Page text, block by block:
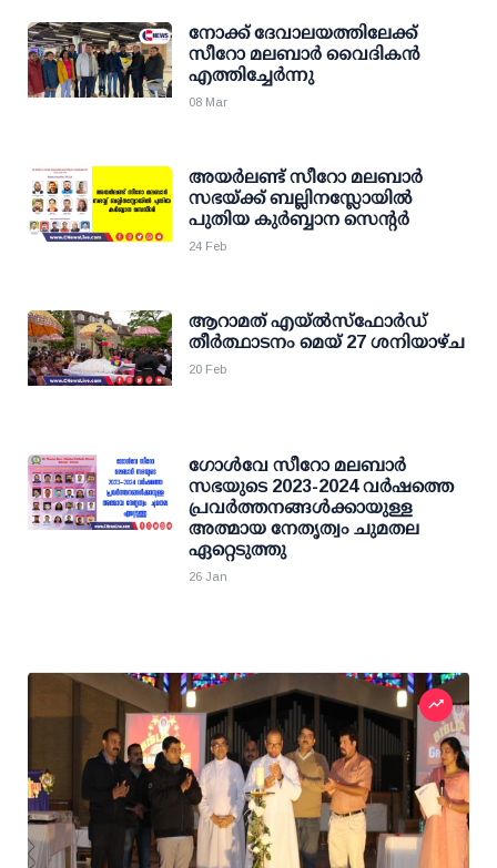
നോക്ക് ദേവാലയത്തിലേക്ക്
സീറോ മലബാർ വൈദികൻ
എത്തിച്ചേർന്നു
08 Mar
അയർലണ്ട് സീറോ മലബാർ
സഭയ്ക്ക് ബല്ലിനസ്ലോയിൽ
പുതിയ കുർബ്ബാന സെൻ്റർ
24 Feb
ആറാമത് എയ്‌ൽസ്‌ഫോർഡ്
തീർത്ഥാടനം മെയ് 27 ശനിയാഴ്ച
20 Feb
ഗോൾവേ സീറോ മലബാർ
സഭയുടെ 2023-2024 വർഷത്തെ
പ്രവർത്തനങ്ങൾക്കായുള്ള
അത്മായ നേതൃത്വം ചുമതല
ഏറ്റെടുത്തു
26 Jan